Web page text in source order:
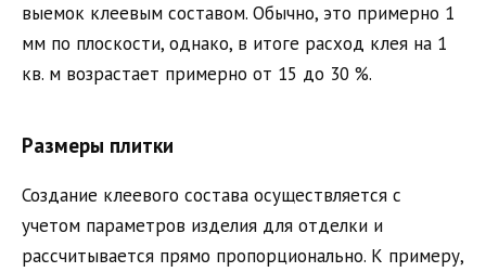
выемок клеевым составом. Обычно, это примерно 1
мм по плоскости, однако, в итоге расход клея на 1
кв. м возрастает примерно от 15 до 30 %.
Размеры плитки
Создание клеевого состава осуществляется с
учетом параметров изделия для отделки и
рассчитывается прямо пропорционально. К примеру,